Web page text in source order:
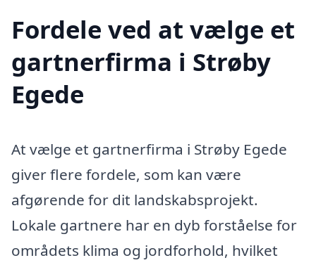
Fordele ved at vælge et
gartnerfirma i Strøby
Egede
At vælge et gartnerfirma i Strøby Egede
giver flere fordele, som kan være
afgørende for dit landskabsprojekt.
Lokale gartnere har en dyb forståelse for
områdets klima og jordforhold, hvilket